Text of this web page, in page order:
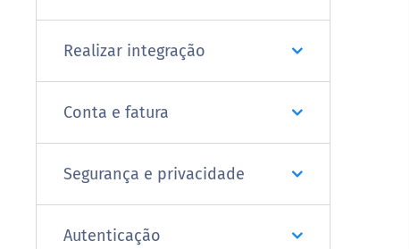
Realizar integração
Conta e fatura
Segurança e privacidade
Autenticação